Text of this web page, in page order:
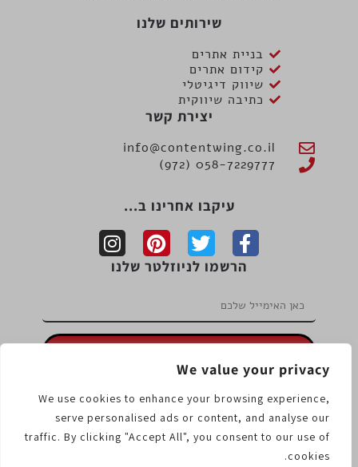
We value your privacy
We use cookies to enhance your browsing experience,
serve personalised ads or content, and analyse our
traffic. By clicking "Accept All", you consent to our use of
cookies.
שירותים שלנו
בניית אתרים
קידום אתרים
שיווק דיגיטלי
כתיבה שיווקית
יצירת קשר
info@contentwing.co.il
058-7229777 (972)
עיקבו אחרינו ב...
הרשמו לניוזלטר שלנו
מידע נוסף
תנאי שימוש מדיניות פרטיות